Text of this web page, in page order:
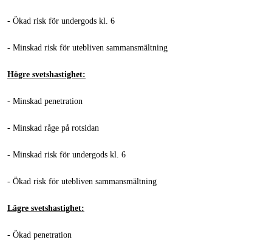
- Ökad risk för undergods kl. 6
- Minskad risk för utebliven sammansmältning
Högre svetshastighet:
- Minskad penetration
- Minskad råge på rotsidan
- Minskad risk för undergods kl. 6
- Ökad risk för utebliven sammansmältning
Lägre svetshastighet:
- Ökad penetration